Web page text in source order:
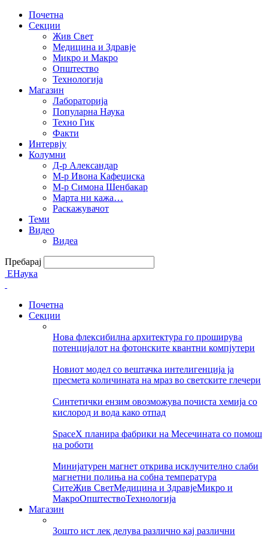
Почетна
Секции
Жив Свет
Медицина и Здравје
Микро и Макро
Општество
Технологија
Магазин
Лабораторија
Популарна Наука
Техно Гик
Факти
Интервју
Колумни
Д-р Александар
М-р Ивона Кафеџиска
М-р Симона Шенбакар
Марта ни кажа…
Раскажувачот
Теми
Видео
Видеа
Пребарај
ЕНаука
Почетна
Секции
Нова флексибилна архитектура го проширува
потенцијалот на фотонските квантни компјутери
Новиот модел со вештачка интелигенција ја
пресмета количината на мраз во светските глечери
Синтетички ензим овозможува почиста хемија со
кислород и вода како отпад
SpaceX планира фабрики на Месечината со помош
на роботи
Минијатурен магнет открива исклучително слаби
магнетни полиња на собна температура
СитеЖив СветМедицина и ЗдравјеМикро и
МакроОпштествоТехнологија
Магазин
Зошто ист лек делува различно кај различни